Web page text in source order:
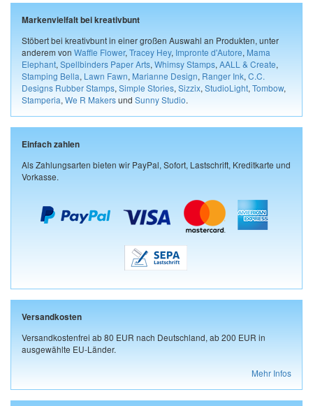
Markenvielfalt bei kreativbunt
Stöbert bei kreativbunt in einer großen Auswahl an Produkten, unter
anderem von Waffle Flower, Tracey Hey, Impronte d'Autore, Mama
Elephant, Spellbinders Paper Arts, Whimsy Stamps, AALL & Create,
Stamping Bella, Lawn Fawn, Marianne Design, Ranger Ink, C.C.
Designs Rubber Stamps, Simple Stories, Sizzix, StudioLight, Tombow,
Stamperia, We R Makersund Sunny Studio.
Einfach zahlen
Als Zahlungsarten bieten wir PayPal, Sofort, Lastschrift, Kreditkarte und
Vorkasse.
Versandkosten
Versandkostenfrei ab 80 EUR nach Deutschland, ab 200 EUR in
ausgewählte EU-Länder.
Mehr Infos